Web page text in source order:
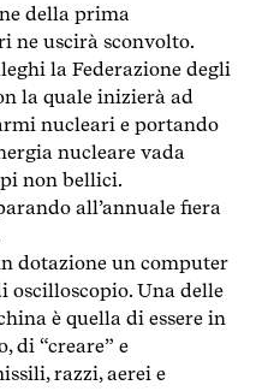
della prima
ne uscirà sconvolto.
la Federazione degli
la quale inizierà ad
nucleari e portando
nucleare vada
non bellici.
all’annuale fiera
dotazione un computer
oscilloscopio. Una delle
è quella di essere in
di “creare” e
razzi, aerei e